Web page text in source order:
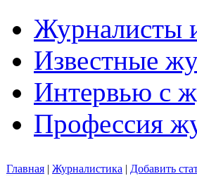
Журналисты
Известные
Интервью с
Профессия
Главная | Журналистика | Добавить